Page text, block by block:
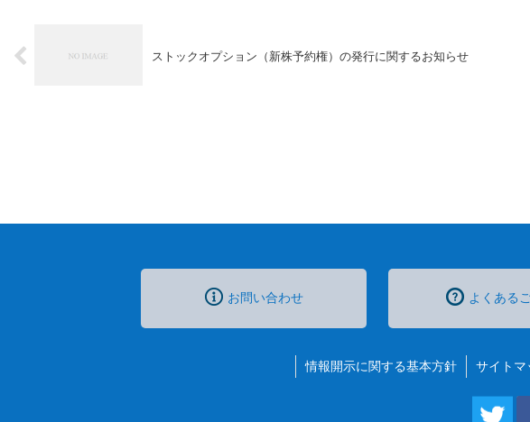
ストックオプション（新株予約権）の発行に関するお知らせ
お問い合わせ よくある
情報開示に関する基本方針 サイトマ